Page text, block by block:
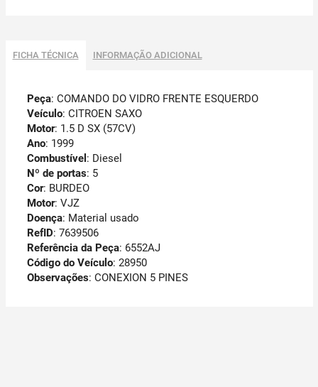
FICHA TÉCNICA INFORMAÇÃO ADICIONAL
Peça: COMANDO DO VIDRO FRENTE ESQUERDO
Veículo: CITROEN SAXO
Motor: 1.5 D SX (57CV)
Ano: 1999
Combustível : Diesel
Nº de portas: 5
Cor: BURDEO
Motor: VJZ
Doença: Material usado
RefID: 7639506
Referência da Peça: 6552AJ
Código do Veículo: 28950
Observações: CONEXION 5 PINES